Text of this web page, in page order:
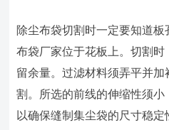
除尘布袋切割时一定要知道
布袋厂家位于花板上。切割
留余量。过滤材料须弄平并
割。所选的前线的伸缩性须小
以确保缝制集尘袋的尺寸稳